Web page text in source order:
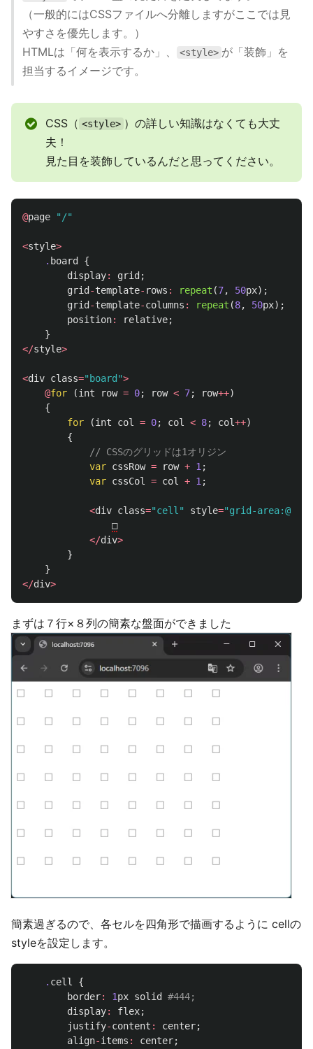
（一般的にはCSSファイルへ分離しますがここでは見
やすさを優先します。）
HTMLは「何を表示するか」、
<style> が「装飾」を
担当するイメージです。
CSS（ <style> ）の詳しい知識はなくても大丈
夫！
見た目を装飾しているんだと思ってください。
@page "/"
<style>
. board
{
display: grid ;
grid -template- rows : repeat (7, 50px);
grid -template-columns : repeat (8, 50px);
position: relative;
}
</style>
<div class="board">
@for (int row = 0; row < 7; row++)
{
for
(int col = 0; col < 8; col++)
{
// CSSのグリッドは1オリジン
var cssRow = row + 1 ;
var cssCol = col + 1 ;
<div class="cell" style="grid-
□
</div>
}
}
</div>
まずは７行×８列の簡素な盤面ができました
簡素過ぎるので、各セルを四角形で描画するように cellの
styleを設定します。
. cell
{
border: 1px solid
#444;
display: flex;
justify-content : center;
align-items : center;